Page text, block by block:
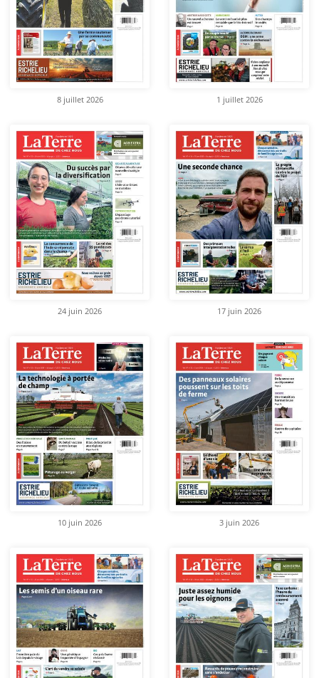
8 juillet 2026 1 juillet 2026
24 juin 2026 17 juin 2026
10 juin 2026 3 juin 2026